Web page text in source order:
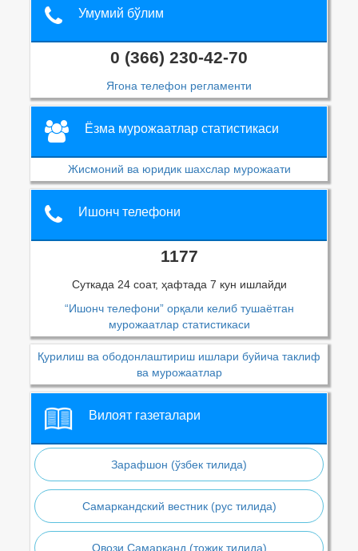
Умумий бўлим
0 (366) 230-42-70
Ягона телефон регламенти
Ёзма мурожаатлар статистикаси
Жисмоний ва юридик шахслар мурожаати
Ишонч телефони
1177
Суткада 24 соат, ҳафтада 7 кун ишлайди
“Ишонч телефони” орқали келиб тушаётган
мурожаатлар статистикаси
Қурилиш ва ободонлаштириш ишлари буйича таклиф
ва мурожаатлар
Вилоят газеталари
Зарафшон (ўзбек тилида)
Самаркандский вестник (рус тилида)
Овози Самарқанд (тожик тилида)